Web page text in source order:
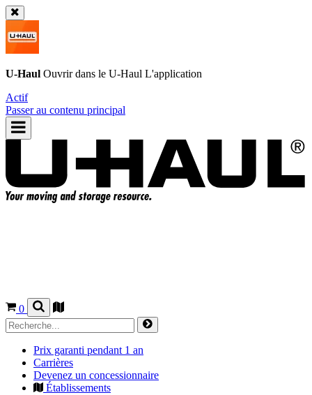
U-Haul Ouvrir dans le U-Haul L'application
Actif
Passer au contenu principal
0
Prix garanti pendant 1 an
Carrières
Devenez un concessionnaire
Établissements